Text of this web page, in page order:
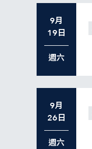
9月
19日
週六
9月
26日
週六